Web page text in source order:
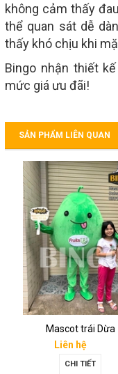
không cảm thấy
thể quan sát dễ
thấy khó chịu khi
Bingo nhận thiết
mức giá ưu đãi!
SẢN PHẨM LIÊN QUAN
Mascot trái Dừa
Liên hệ
CHI TIẾT